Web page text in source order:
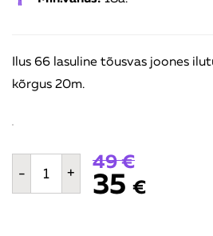
Ilus 66 lasuline tõusvas joones
kõrgus 20m.
-
saluut
kogus
+
49 €
35 €